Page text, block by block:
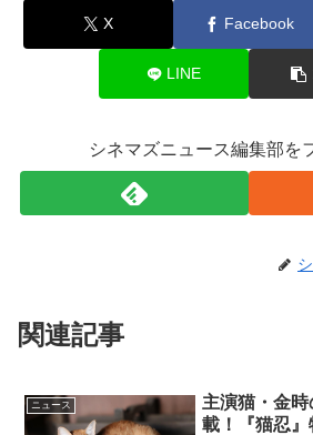
X Facebook
LINE
シネマズニュース編集部を
関連記事
ニュース
主演猫・金
載！『猫忍』